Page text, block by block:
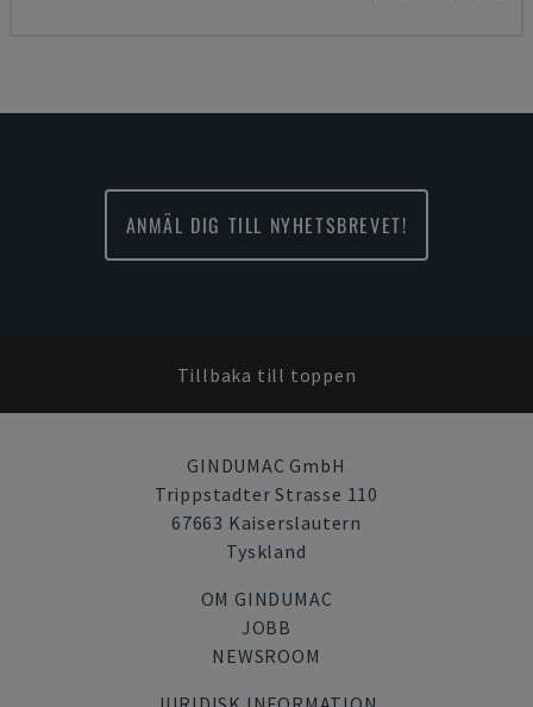
ANMÄL DIG TILL NYHETSBREVET!
Tillbaka till toppen
GINDUMAC GmbH
Trippstadter Strasse 110
67663 Kaiserslautern
Tyskland
OM GINDUMAC
JOBB
NEWSROOM